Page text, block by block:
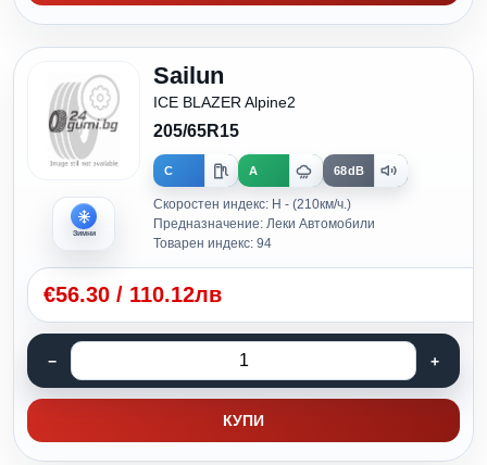
Зимни
Sailun
ICE BLAZER Alpine2
205/65R15
C A 68dB
Скоростен индекс: H - (210км/ч.)
Предназначение: Леки Автомобили
Товарен индекс: 94
€56.30 / 110.12лв
КУПИ